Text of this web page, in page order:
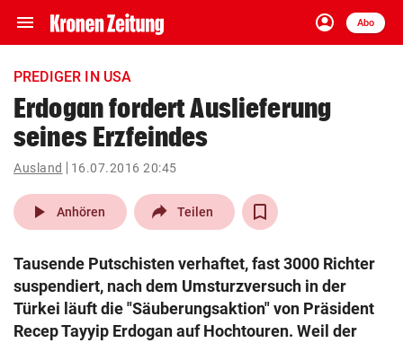
menu Navigation
ein-/ausklappen
account_circle
Anmelden
Abo
close Schließen
account_circle Anmelden
pin_drop
Wien arrow_right
search
Suchbegriff
eingeben
PREDIGER IN USA
Erdogan fordert Auslieferung
seines Erzfeindes
Ausland 16.07.2016 20:45
play_arrow Anhören Teilen
Tausende Putschisten verhaftet, fast 3000 Richter
suspendiert, nach dem Umsturzversuch in der
Türkei läuft die "Säuberungsaktion" von Präsident
Recep Tayyip Erdogan auf Hochtouren. Weil der